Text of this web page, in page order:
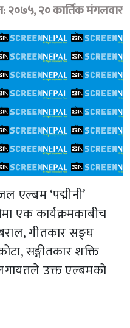
२०७५, २० कार्तिक मंगलवार
एल्बम ‘पद्मीनी’
एक कार्यक्रमकाबीच
गीतकार सङ्घ
सङ्गीतकार शक्ति
उक्त एल्बमको